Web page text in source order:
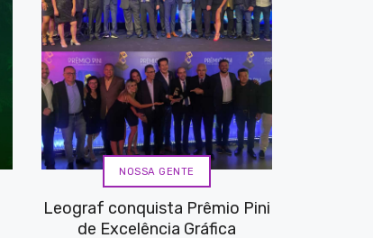
NOSSA GENTE
Leograf conquista Prêmio Pini
de Excelência Gráfica